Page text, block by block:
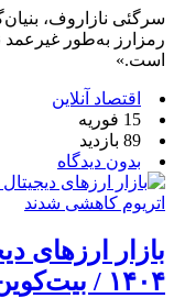
سرگئی نازاروف،
رمزارز به‌طور
است.»
اقتصاد آنلاین
15 فوریه
89 بازدید
بدون دیدگاه
۱۴۰۴ / بیت‌کوین و اتریوم کاهشی شدند